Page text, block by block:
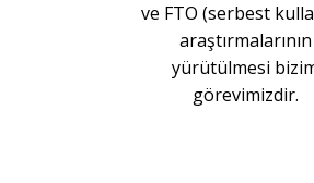
ve FTO (serbest
araştırmalarının
yürütülmesi
görevimizdir.